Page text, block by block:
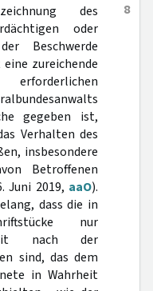
8
des
oder
Beschwerde
zureichende
gegeben ist,
Verhalten des
insbesondere
Betroffenen
Juni 2019, aaO).
dass die in
nur
nach der
sind, das dem
in Wahrheit